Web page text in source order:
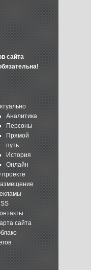
сайта
Аналитика
Персоны
Прямой
путь
История
Онлайн
проекте
сайта